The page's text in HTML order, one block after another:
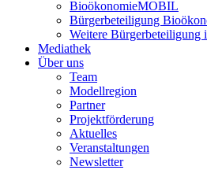
BioökonomieMOBIL
Bürgerbeteiligung
Weitere Bürgerbeteiligung
Mediathek
Über uns
Team
Modellregion
Partner
Projektförderung
Aktuelles
Veranstaltungen
Newsletter